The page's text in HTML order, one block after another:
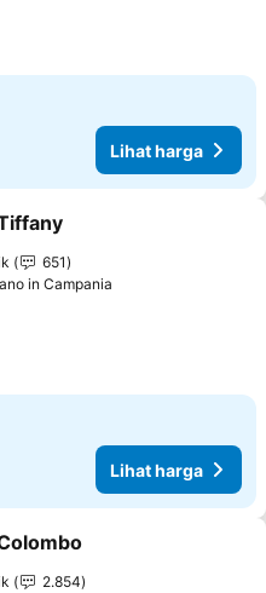
Lihat harga
ke favorit
651
in Campania
Lihat harga
ke favorit
2.854